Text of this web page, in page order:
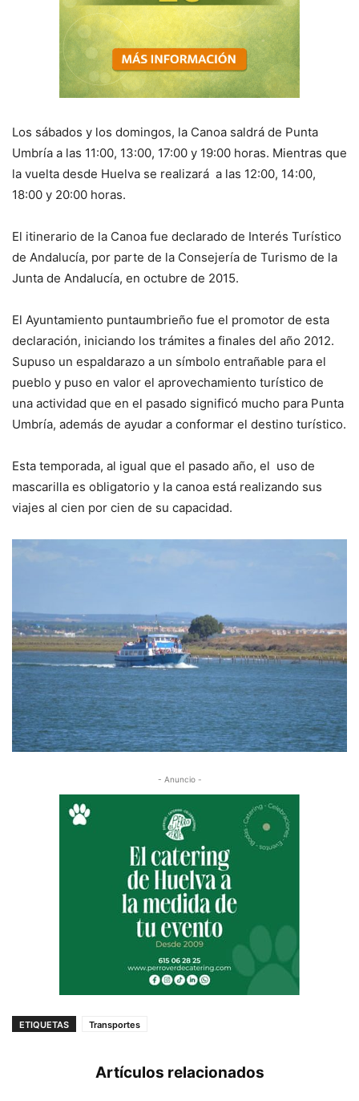
Los sábados y los domingos, la Canoa saldrá de Punta
Umbría a las 11:00, 13:00, 17:00 y 19:00 horas. Mientras que
la vuelta desde Huelva se realizará a las 12:00, 14:00,
18:00 y 20:00 horas.
El itinerario de la Canoa fue declarado de Interés Turístico
de Andalucía, por parte de la Consejería de Turismo de la
Junta de Andalucía, en octubre de 2015.
El Ayuntamiento puntaumbrieño fue el promotor de esta
declaración, iniciando los trámites a finales del año 2012.
Supuso un espaldarazo a un símbolo entrañable para el
pueblo y puso en valor el aprovechamiento turístico de
una actividad que en el pasado significó mucho para Punta
Umbría, además de ayudar a conformar el destino turístico.
Esta temporada, al igual que el pasado año, el uso de
mascarilla es obligatorio y la canoa está realizando sus
viajes al cien por cien de su capacidad.
- Anuncio -
ETIQUETAS Transportes
Artículos relacionados